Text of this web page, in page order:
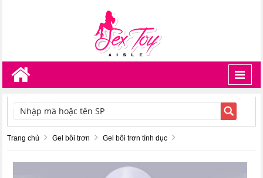
TÌM KIẾM
Trang chủ Gel bôi trơn Gel bôi trơn tình dục